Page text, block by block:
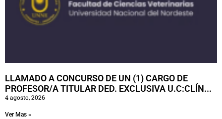
LLAMADO A CONCURSO DE UN (1) CARGO DE
PROFESOR/A TITULAR DED. EXCLUSIVA U.C:CLÍN...
4 agosto, 2026
Ver Mas »